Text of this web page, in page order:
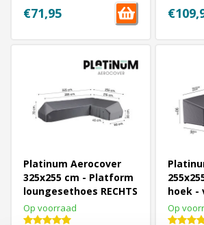
€71,95
Platinum Aerocover
325x255 cm - Platform
loungesethoes RECHTS
Op voorraad
hoek -
Op